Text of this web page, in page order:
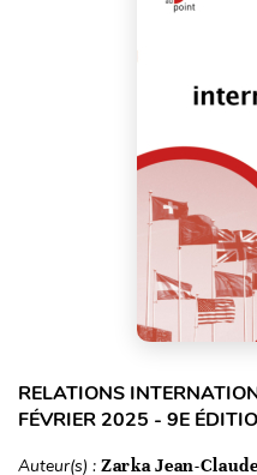
RELATIONS
FÉVRIER 2025 - 9E
Auteur(s) : Zarka Jean-